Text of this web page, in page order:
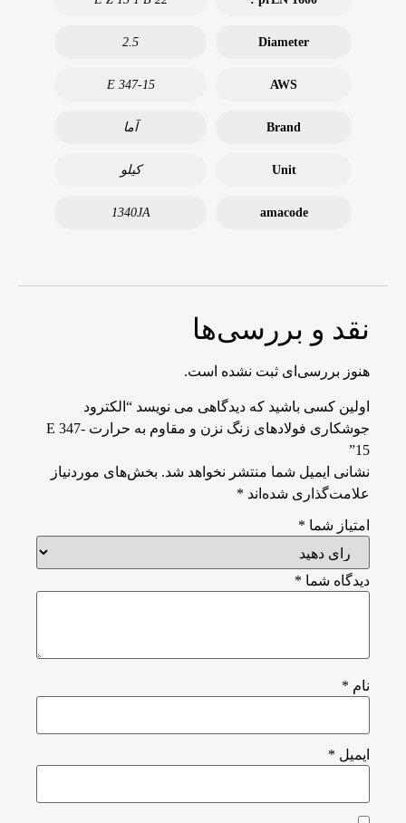
Diameter
2.5
AWS
E 347-15
Brand آما
Unit کیلو
amacode
1340JA
نقد و بررسی‌ها
هنوز بررسی‌ای ثبت نشده است.
اولین کسی باشید که دیدگاهی می نویسد “الکترود
جوشکاری فولادهای زنگ نزن و مقاوم به حرارت E 347-
15”
نشانی ایمیل شما منتشر نخواهد شد. بخش‌های موردنیاز
علامت‌گذاری شده‌اند *
امتیاز شما *
دیدگاه شما *
نام *
ایمیل *